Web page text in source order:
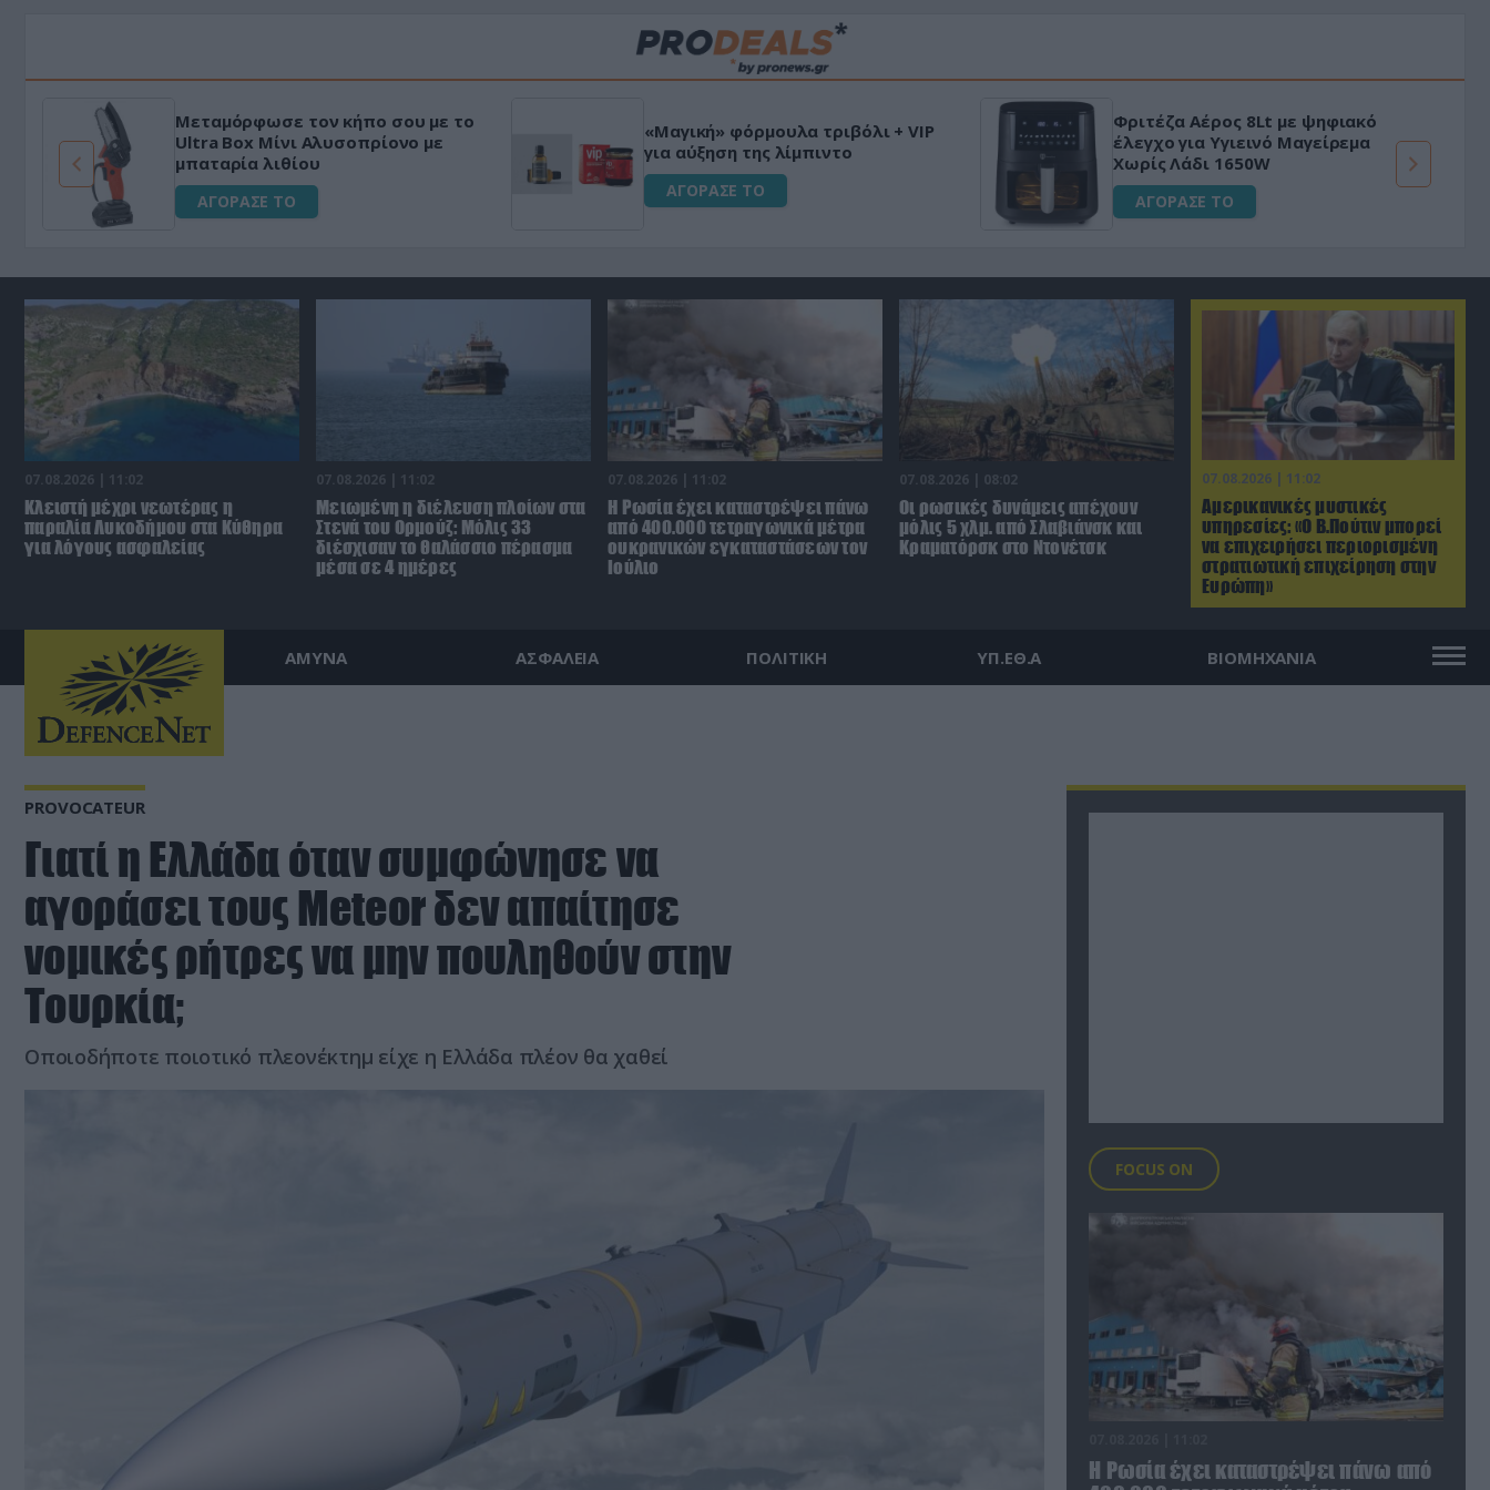
Μεταμόρφωσε τον κήπο σου με το
Ultra Box Μίνι Αλυσοπρίονο με
μπαταρία λιθίου
ΑΓΟΡΑΣΕ ΤΟ
«Μαγική» φόρμουλα τριβόλι + VIP
για αύξηση της λίμπιντο
ΑΓΟΡΑΣΕ ΤΟ
Φριτέζα Αέρος 8Lt με ψηφιακό
έλεγχο για Υγιεινό Μαγείρεμα
Χωρίς Λάδι 1650W
ΑΓΟΡΑΣΕ ΤΟ
07.08.2026 | 11:02
Αμερικανικές μυστικές
υπηρεσίες: «Ο Β.Πούτιν μπορεί
να επιχειρήσει περιορισμένη
στρατιωτική επιχείρηση στην
Ευρώπη»
07.08.2026 | 11:02
Κλειστή μέχρι νεωτέρας η
παραλία Λυκοδήμου στα Κύθηρα
για λόγους ασφαλείας
07.08.2026 | 11:02
Μειωμένη η διέλευση πλοίων στα
Στενά του Ορμούζ: Μόλις 33
διέσχισαν το θαλάσσιο πέρασμα
μέσα σε 4 ημέρες
07.08.2026 | 11:02
Η Ρωσία έχει καταστρέψει πάνω
από 400.000 τετραγωνικά μέτρα
ουκρανικών εγκαταστάσεων τον
Ιούλιο
07.08.2026 | 08:02
Οι ρωσικές δυνάμεις απέχουν
μόλις 5 χλμ. από Σλαβιάνσκ και
Κραματόρσκ στο Ντονέτσκ
ΑΜΥΝΑ ΑΣΦΑΛΕΙΑ ΠΟΛΙΤΙΚΗ ΥΠ.ΕΘ.Α ΒΙΟΜΗΧΑΝΙΑ
PROVOCATEUR
Γιατί η Ελλάδα όταν συμφώνησε να
αγοράσει τους Meteor δεν απαίτησε
νομικές ρήτρες να μην πουληθούν στην
Τουρκία;
Οποιοδήποτε ποιοτικό πλεονέκτημ είχε η Ελλάδα πλέον θα χαθεί
FOCUS ON
Η Ρωσία έχει καταστρέψει πάνω από